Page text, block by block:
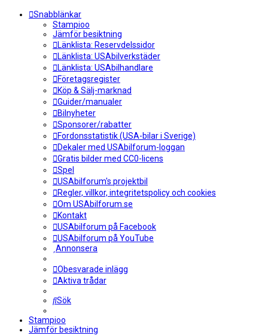
Snabblänkar
Stampioo
Jämför besiktning
Länklista: Reservdelssidor
Länklista: USAbilverkstäder
Länklista: USAbilhandlare
Företagsregister
Köp & Sälj-marknad
Guider/manualer
Bilnyheter
Sponsorer/rabatter
Fordonsstatistik (USA-bilar i Sverige)
Dekaler med USAbilforum-loggan
Gratis bilder med CC0-licens
Spel
USAbilforum's projektbil
Regler, villkor, integritetspolicy och cookies
Om USAbilforum.se
Kontakt
USAbilforum på Facebook
USAbilforum på YouTube
Annonsera
Obesvarade inlägg
Aktiva trådar
Sök
Stampioo
Jämför besiktning